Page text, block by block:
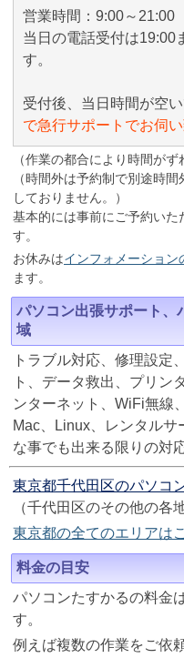
営業時間：9:00～21:00
当日の電話受付は19:00
す。
受付後、当日時間が空い
で急行サポートでお伺い
（作業の都合により時間がず
（時間外は予約制で別途時
しておりません。）
基本的には事前にご予約いた
す。
お休みはインフォメーション
ます。
パソコン出張サポート、
域
トラブル対応、修理設定
ト、データ救出、プリン
ンターネット、WiFi無線
Mac、Linux、レンタル
な事でも出来る限りの対
東京都千代田区のパソコ
（千代田区のその他の各
東京都の全てのエリアは
料金の目安
パソコンたすかるの料金
す。
例えば複数の作業をご依